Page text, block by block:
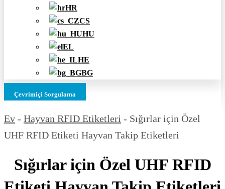
HR
CS
HU
EL
HE
BG
Çevrimiçi Sorgulama
Ev - Hayvan RFID Etiketleri - Sığırlar için Özel
UHF RFID Etiketi Hayvan Takip Etiketleri
Sığırlar için Özel UHF RFID